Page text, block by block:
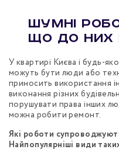
Шумні
що до них
У квартирі Києва і будь-
можуть бути люди або
приносить використання
виконання різних
порушувати права інших
можна робити ремонт.
Які роботи
Найпопулярніші види